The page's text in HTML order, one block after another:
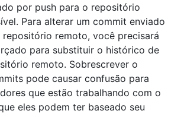
por push para o repositório
Para alterar um commit enviado
remoto, você precisará
para substituir o histórico de
remoto. Sobrescrever o
pode causar confusão para
que estão trabalhando com o
eles podem ter baseado seu